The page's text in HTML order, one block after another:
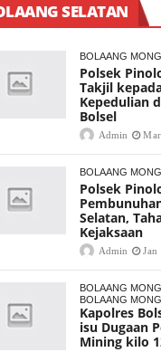
SELATAN
BOLAANG
Polsek
Takjil
Kepedulian
Bolsel
Admin
BOLAANG
Polsek
Selatan,
Kejaksaan
Admin Jan
BOLAANG
BOLAANG
Kapolres
isu Dugaan
Mining kilo